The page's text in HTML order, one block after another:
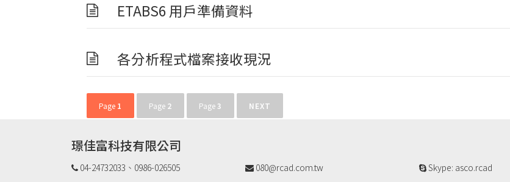
ETABS6 用戶準備資料
各分析程式檔案接收現況
章
導
Page 1 Page 2 Page3 NEXT
璟佳富科技有限公司
04-24732033、0986-026505
080@rcad.com.tw
Skype: asco.rcad